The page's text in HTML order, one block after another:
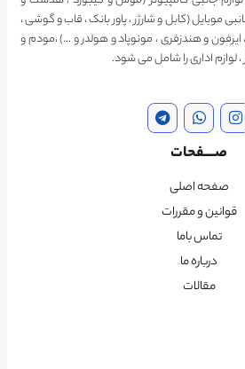
موبایل (کابل و شارژر ، پاور بانک ، قاب و گوشی ،
و هندزفری ، مونوپاد و هولدر و …) ،مودم و
، لوازم اداری را شامل می شود.
صــــفحات
صفحه اصلی
قوانین و مقررات
تماس باما
درباره ما
مقالات